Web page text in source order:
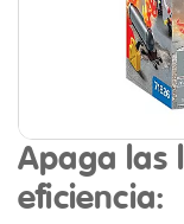
Apaga las
eficiencia: